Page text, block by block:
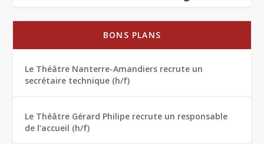
BONS PLANS
Le Théâtre Nanterre-Amandiers recrute un
secrétaire technique (h/f)
Le Théâtre Gérard Philipe recrute un responsable
de l’accueil (h/f)